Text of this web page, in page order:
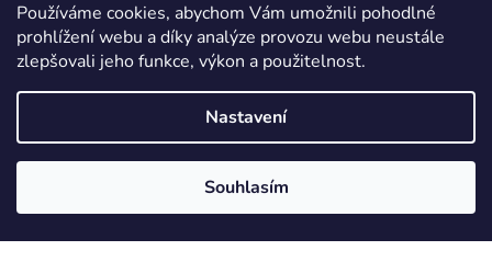
Používáme cookies, abychom Vám umožnili pohodlné
prohlížení webu a díky analýze provozu webu neustále
zlepšovali jeho funkce, výkon a použitelnost.
Nastavení
Souhlasím